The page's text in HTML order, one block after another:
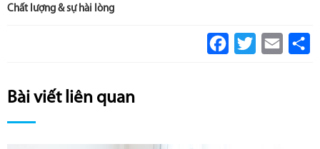
Chất lượng & sự hài lòng
Facebook
Twitter Email
Bài viết liên quan